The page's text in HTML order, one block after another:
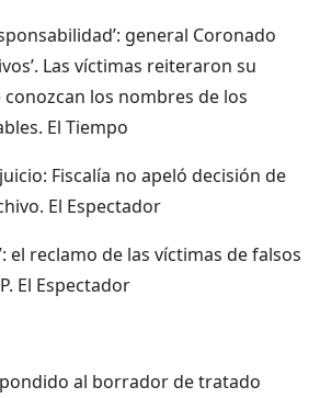
general Coronado
Las víctimas reiteraron su
los nombres de los
El Tiempo
Fiscalía no apeló decisión de
El Espectador
el reclamo de las víctimas de falsos
El Espectador
al borrador de tratado